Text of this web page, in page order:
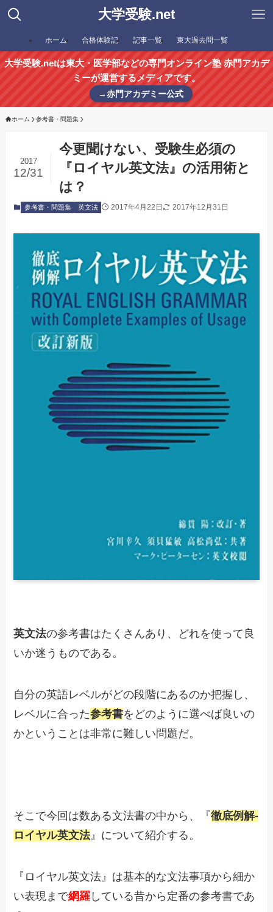
大学受験.net
ホーム 合格体験記 記事一覧 東大過去問一覧
大学受験.netは東大・医学部などの専門オンライン塾 赤門アカデ
ミーが運営するメディアです。
→赤門アカデミー公式
ホーム 参考書・問題集
今更聞けない、受験生必須の
『ロイヤル英文法』の活用術と
は？
2017
12/31
参考書・問題集 英文法 2017年4月22日 2017年12月31日
英文法の参考書はたくさんあり、どれを使って良
いか迷うものである。
自分の英語レベルがどの段階にあるのか把握し、
レベルに合った参考書をどのように選べば良いの
かということは非常に難しい問題だ。
そこで今回は数ある文法書の中から、『徹底例解-
ロイヤル英文法』について紹介する。
『ロイヤル英文法』は基本的な文法事項から細か
い表現まで網羅 している昔から定番の参考書であ